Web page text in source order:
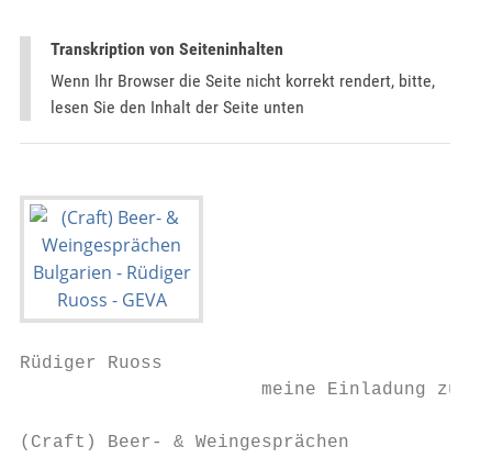
Transkription von Seiteninhalten
Wenn Ihr Browser die Seite nicht korrekt rendert, bitte,
lesen Sie den Inhalt der Seite unten
Rüdiger Ruoss
                      meine Einladung zu
(Craft) Beer- & Weingesprächen